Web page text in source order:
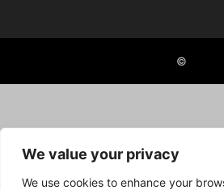
We value your privacy
We use cookies to enhance your
©